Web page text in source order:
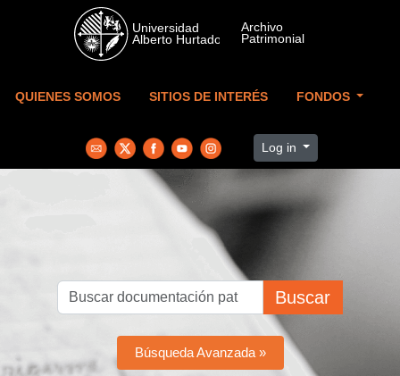
Skip to main content
QUIENES SOMOS SITIOS DE INTERÉS FONDOS
Log in
Buscar
Búsqueda Avanzada »